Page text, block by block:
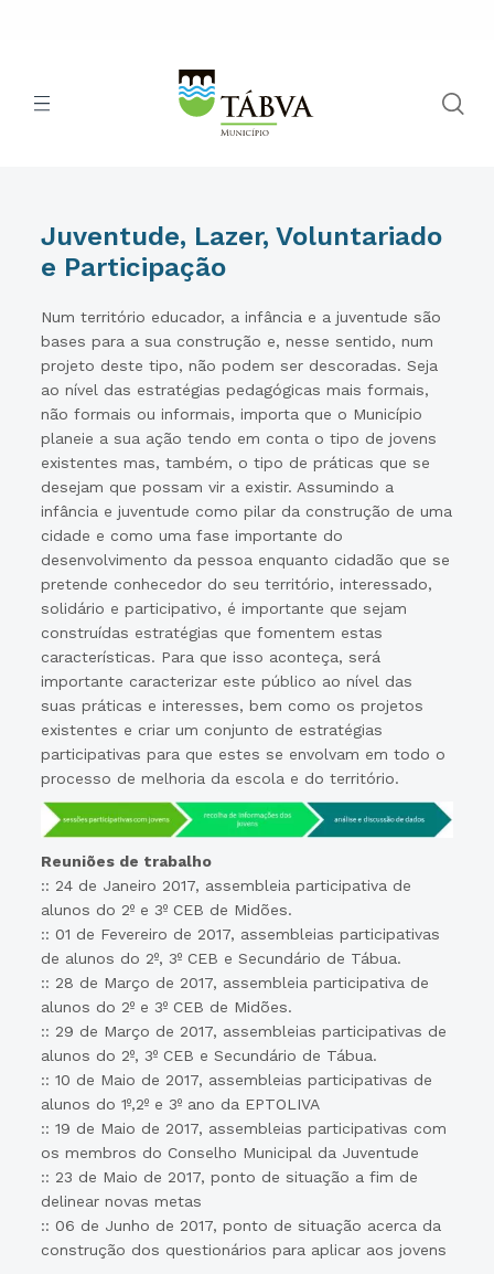
Juventude, Lazer, Voluntariado
e Participação
Num território educador, a infância e a juventude são
bases para a sua construção e, nesse sentido, num
projeto deste tipo, não podem ser descoradas. Seja
ao nível das estratégias pedagógicas mais formais,
não formais ou informais, importa que o Município
planeie a sua ação tendo em conta o tipo de jovens
existentes mas, também, o tipo de práticas que se
desejam que possam vir a existir. Assumindo a
infância e juventude como pilar da construção de uma
cidade e como uma fase importante do
desenvolvimento da pessoa enquanto cidadão que se
pretende conhecedor do seu território, interessado,
solidário e participativo, é importante que sejam
construídas estratégias que fomentem estas
características. Para que isso aconteça, será
importante caracterizar este público ao nível das
suas práticas e interesses, bem como os projetos
existentes e criar um conjunto de estratégias
participativas para que estes se envolvam em todo o
processo de melhoria da escola e do território.
Reuniões de trabalho
:: 24 de Janeiro 2017, assembleia participativa de
alunos do 2º e 3º CEB de Midões.
:: 01 de Fevereiro de 2017, assembleias participativas
de alunos do 2º, 3º CEB e Secundário de Tábua.
:: 28 de Março de 2017, assembleia participativa de
alunos do 2º e 3º CEB de Midões.
:: 29 de Março de 2017, assembleias participativas de
alunos do 2º, 3º CEB e Secundário de Tábua.
:: 10 de Maio de 2017, assembleias participativas de
alunos do 1º,2º e 3º ano da EPTOLIVA
:: 19 de Maio de 2017, assembleias participativas com
os membros do Conselho Municipal da Juventude
:: 23 de Maio de 2017, ponto de situação a fim de
delinear novas metas
:: 06 de Junho de 2017, ponto de situação acerca da
construção dos questionários para aplicar aos jovens